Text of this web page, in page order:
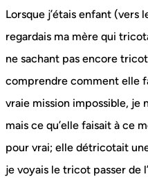
Lorsque j’étais enfant (vers
regardais ma mère qui
ne sachant pas encore
comprendre comment elle
vraie mission impossible, je
mais ce qu’elle faisait à ce
pour vrai; elle détricotait
je voyais le tricot passer de